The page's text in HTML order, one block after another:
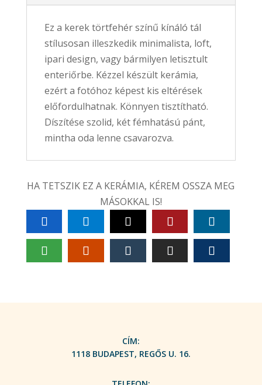
Ez a kerek törtfehér színű kínáló tál
stílusosan illeszkedik minimalista, loft,
ipari design, vagy bármilyen letisztult
enteriőrbe. Kézzel készült kerámia,
ezért a fotóhoz képest kis eltérések
előfordulhatnak. Könnyen tisztítható.
Díszítése szolid, két fémhatású pánt,
mintha oda lenne csavarozva.
HA TETSZIK EZ A KERÁMIA, KÉREM OSSZA MEG
MÁSOKKAL IS!
CÍM:
1118 BUDAPEST, REGŐS U. 16.